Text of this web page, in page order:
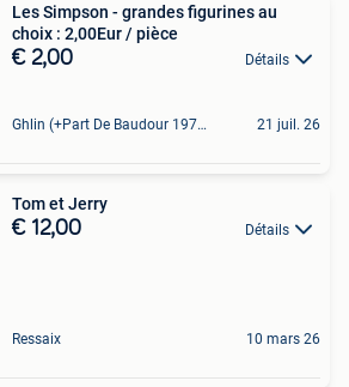
Les Simpson - grandes figurines au
choix : 2,00Eur / pièce
€ 2,00 Détails
Ghlin (+Part De Baudour 1971) 21 juil. 26
Tom et Jerry
€ 12,00 Détails
Ressaix 10 mars 26